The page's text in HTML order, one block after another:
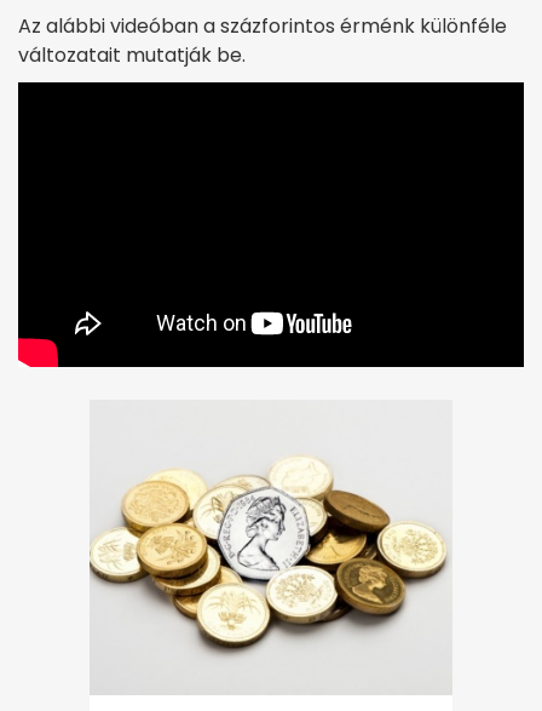
Az alábbi videóban a százforintos érménk különféle
változatait mutatják be.